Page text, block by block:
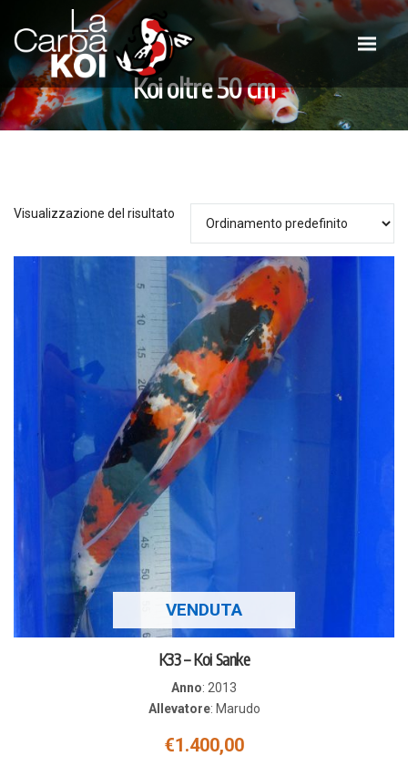
Koi oltre 50 cm
Visualizzazione del risultato
VENDUTA
K33 – Koi Sanke
Anno: 2013
Allevatore: Marudo
€1.400,00